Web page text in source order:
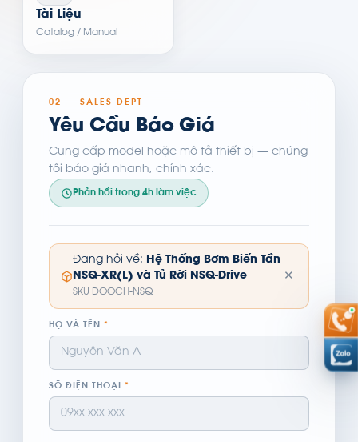
Tài Liệu
Catalog / Manual
02 — SALES DEPT
Yêu Cầu Báo Giá
Cung cấp model hoặc mô tả thiết bị — chúng
tôi báo giá nhanh, chính xác.
Phản hồi trong 4h làm việc
Đang hỏi về: Hệ Thống Bơm Biến Tần
NSQ-XR(L) và Tủ Rời NSQ-Drive
SKU DOOCH-NSQ
✕
HỌ VÀ TÊN *
SỐ ĐIỆN THOẠI *